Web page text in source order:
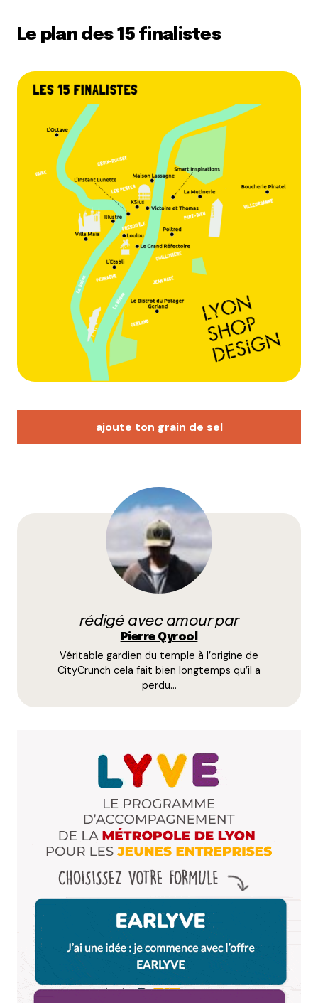
Le plan des 15 finalistes
ajoute ton grain de sel
Votre adresse e-mail ne sera pas publiée.
champs obligatoires sont indiqués avec
E-mail*
Enregistrer mon nom, mon e-mail et mon site dans le
Prévenez-moi de tous les nouveaux commentaires
Et bim !
rédigé avec amour par
Pierre Qyrool
Véritable gardien du temple à l’origine de
CityCrunch cela fait bien longtemps qu’il a
perdu…